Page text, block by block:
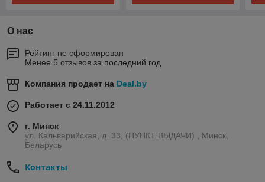
О нас
Рейтинг не сформирован
Менее 5 отзывов за последний год
Компания продает на Deal.by
Работает с 24.11.2012
г. Минск
ул. Кальварийская, д. 33, (ПУНКТ ВЫДАЧИ) , Минск,
Беларусь
Контакты